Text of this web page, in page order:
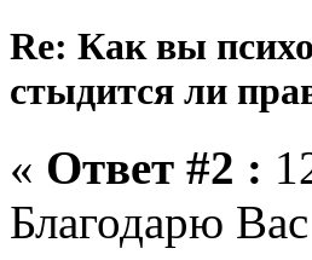
Re: Как вы
стыдится ли
« Ответ #2 :
Благодарю Вас